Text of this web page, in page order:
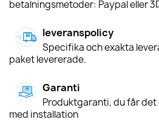
betalningsmetoder: Paypal eller
leveranspolicy
Specifika och exakta
paket levererade.
Garanti
Produktgaranti, du får det
med installation